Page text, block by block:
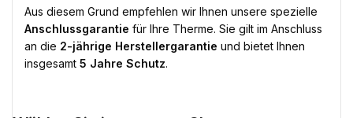
Aus diesem Grund empfehlen wir Ihnen unsere spezielle
Anschlussgarantie für Ihre Therme. Sie gilt im Anschluss
an die 2-jährige Herstellergarantie und bietet Ihnen
insgesamt 5 Jahre Schutz.